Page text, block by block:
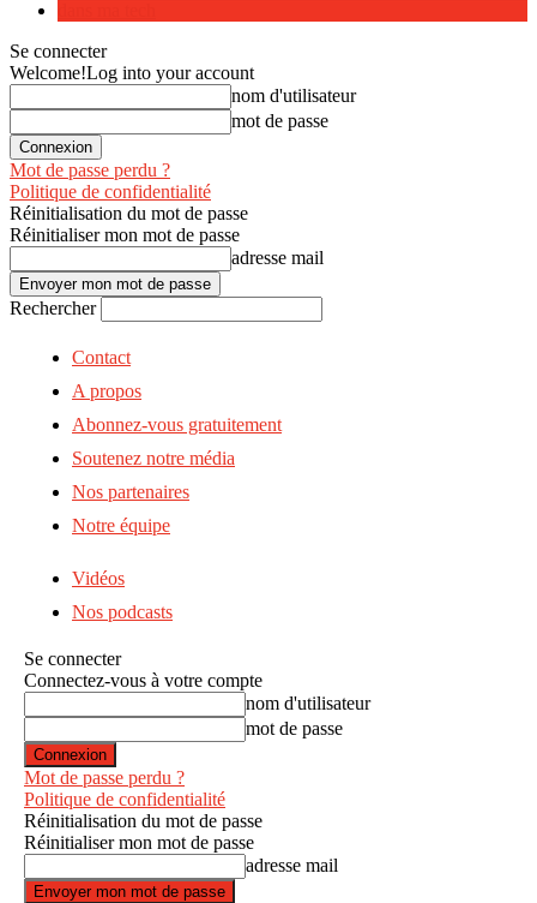
Se connecter
Welcome!Log into your account
nom d'utilisateur
mot de passe
Mot de passe perdu ?
Politique de confidentialité
Réinitialisation du mot de passe
Réinitialiser mon mot de passe
adresse mail
Rechercher
Contact
A propos
Abonnez-vous gratuitement
Soutenez notre média
Nos partenaires
Notre équipe
Vidéos
Nos podcasts
Se connecter
Connectez-vous à votre compte
nom d'utilisateur
mot de passe
Mot de passe perdu ?
Politique de confidentialité
Réinitialisation du mot de passe
Réinitialiser mon mot de passe
adresse mail